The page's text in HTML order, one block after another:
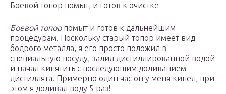
Боевой топор помыт, и готов к очистке
Боевой топорпомыт и готов к дальнейшим
процедурам. Поскольку старый топор имеет вид
бодрого металла, я его просто положил в
специальную посуду, залил дистиллированной водой
и начал кипятить с последующим доливанием
дистиллята. Примерно один час он у меня кипел, при
этом я доливал воду 5 раз!